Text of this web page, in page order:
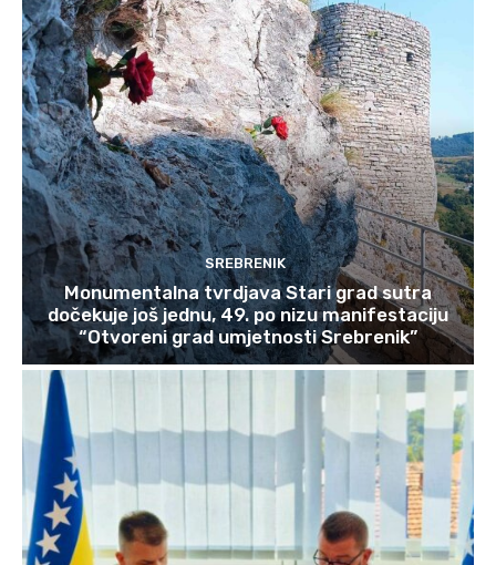
SREBRENIK
Monumentalna tvrdjava Stari grad sutra
dočekuje još jednu, 49. po nizu manifestaciju
“Otvoreni grad umjetnosti Srebrenik”